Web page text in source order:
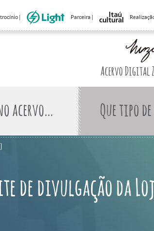
| Parceira |
Acervo Digital
Que tipo
de divulgação da